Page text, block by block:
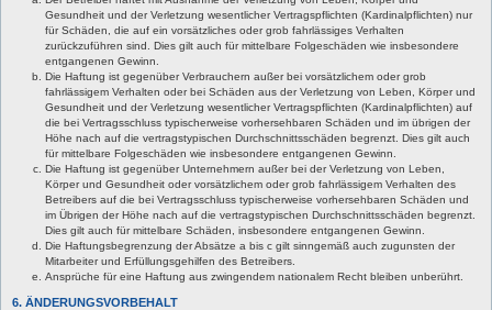
Gesundheit und der Verletzung wesentlicher Vertragspflichten (Kardinalpflichten) nur
für Schäden, die auf ein vorsätzliches oder grob fahrlässiges Verhalten
zurückzuführen sind. Dies gilt auch für mittelbare Folgeschäden wie insbesondere
entgangenen Gewinn.
Die Haftung ist gegenüber Verbrauchern außer bei vorsätzlichem oder grob
fahrlässigem Verhalten oder bei Schäden aus der Verletzung von Leben, Körper und
Gesundheit und der Verletzung wesentlicher Vertragspflichten (Kardinalpflichten) auf
die bei Vertragsschluss typischerweise vorhersehbaren Schäden und im übrigen der
Höhe nach auf die vertragstypischen Durchschnittsschäden begrenzt. Dies gilt auch
für mittelbare Folgeschäden wie insbesondere entgangenen Gewinn.
Die Haftung ist gegenüber Unternehmern außer bei der Verletzung von Leben,
Körper und Gesundheit oder vorsätzlichem oder grob fahrlässigem Verhalten des
Betreibers auf die bei Vertragsschluss typischerweise vorhersehbaren Schäden und
im Übrigen der Höhe nach auf die vertragstypischen Durchschnittsschäden begrenzt.
Dies gilt auch für mittelbare Schäden, insbesondere entgangenen Gewinn.
Die Haftungsbegrenzung der Absätze a bis c gilt sinngemäß auch zugunsten der
Mitarbeiter und Erfüllungsgehilfen des Betreibers.
Ansprüche für eine Haftung aus zwingendem nationalem Recht bleiben unberührt.
6. ÄNDERUNGSVORBEHALT